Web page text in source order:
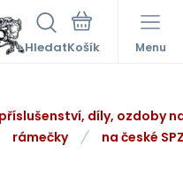
Hledat Menu
příslušenství, díly, ozdoby
rámečky
na české